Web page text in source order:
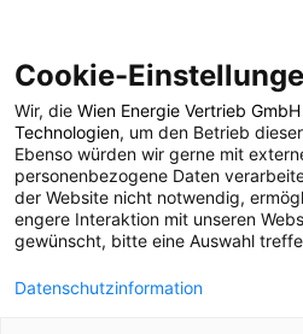
POSTS BY
1 BEITRAG
Cookie-
Wir, die Wien Energie Vertrieb
Technologien, um den Betrieb
Ebenso würden wir gerne mit
personenbezogene Daten
der Website nicht notwendig,
engere Interaktion mit unseren
gewünscht, bitte eine Auswahl
Datenschutzinformation